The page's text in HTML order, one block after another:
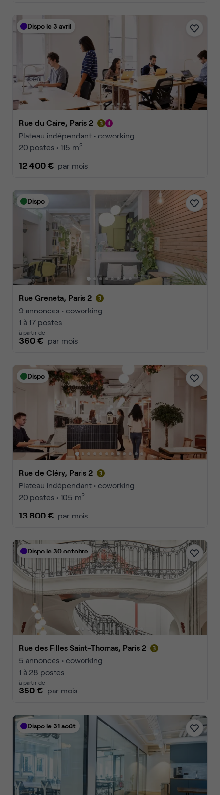
Dispo le 3 avril
Rue du Caire, Paris 2
Plateau indépendant • coworking
20 postes • 115 m2
12 400 € par mois
Dispo
Rue Greneta, Paris 2
9 annonces • coworking
1 à 17 postes
à partir de
360 € par mois
Dispo
Rue de Cléry, Paris 2
Plateau indépendant • coworking
20 postes • 105 m2
13 800 € par mois
Dispo le 30 octobre
Rue des Filles Saint-Thomas, Paris 2
5 annonces • coworking
1 à 28 postes
à partir de
350 € par mois
Dispo le 31 août